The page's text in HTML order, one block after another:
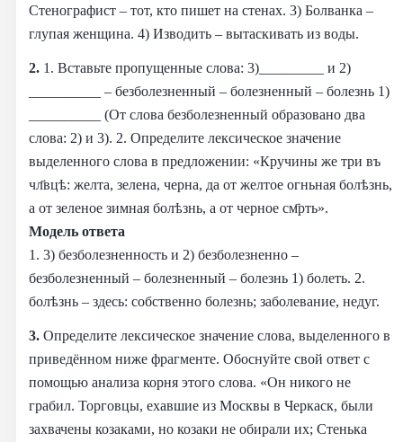
Стенографист – тот, кто пишет на стенах. 3) Болванка –
глупая женщина. 4) Изводить – вытаскивать из воды.
2. 1. Вставьте пропущенные слова: 3)_________ и 2)
__________ – безболезненный – болезненный – болезнь 1)
__________ (От слова безболезненный образовано два
слова: 2) и 3). 2. Определите лексическое значение
выделенного слова в предложении: «Кручины же три въ
чл҃вцѣ: желта, зелена, черна, да от желтое огньная болѣзнь,
а от зеленое зимная болѣзнь, а от черное см҃рть».
Модель ответа
1. 3) безболезненность и 2) безболезненно –
безболезненный – болезненный – болезнь 1) болеть. 2.
болѣзнь – здесь: собственно болезнь; заболевание, недуг.
3. Определите лексическое значение слова, выделенного в
приведённом ниже фрагменте. Обоснуйте свой ответ с
помощью анализа корня этого слова. «Он никого не
грабил. Торговцы, ехавшие из Москвы в Черкаск, были
захвачены козаками, но козаки не обирали их; Стенька